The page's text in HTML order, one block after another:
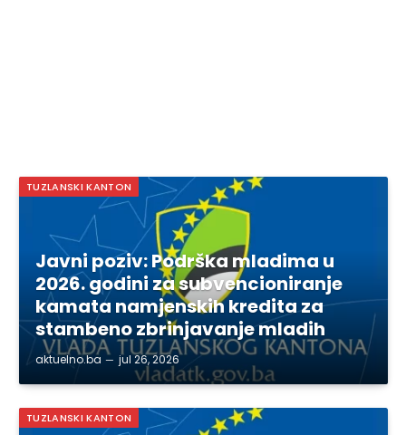
TUZLANSKI KANTON
Javni poziv: Podrška mladima u
2026. godini za subvencioniranje
kamata namjenskih kredita za
stambeno zbrinjavanje mladih
aktuelno.ba jul 26, 2026
TUZLANSKI KANTON